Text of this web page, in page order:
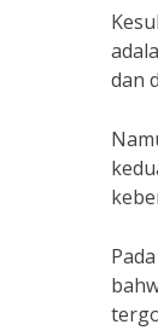
dan